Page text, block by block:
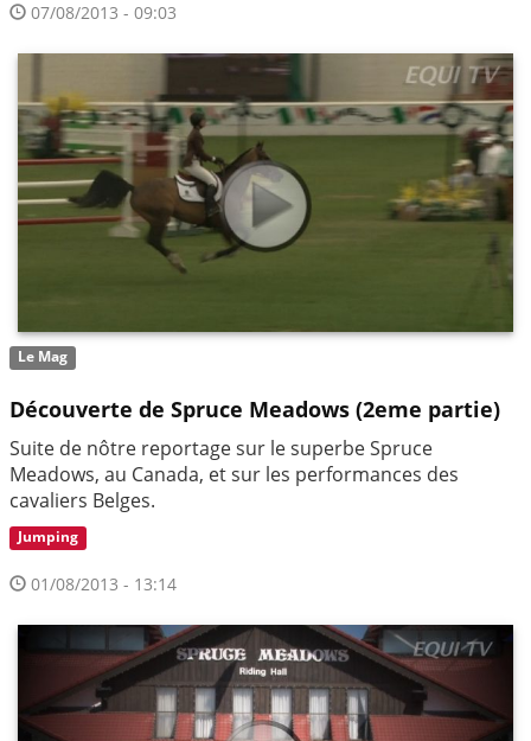
07/08/2013 - 09:03
Le Mag
Découverte de Spruce Meadows (2eme partie)
Suite de nôtre reportage sur le superbe Spruce
Meadows, au Canada, et sur les performances des
cavaliers Belges.
Jumping
01/08/2013 - 13:14